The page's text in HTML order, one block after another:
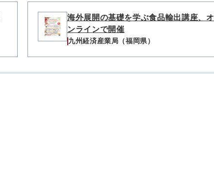
海外展開の基礎を学ぶ食品輸出講座、オ
ンラインで開催
九州経済産業局（福岡県）